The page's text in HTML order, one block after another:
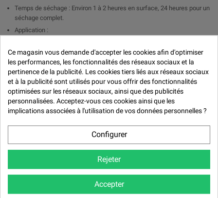
Temps de séchage : Environ 1 à 2 heures en surface, 24 heures pour un
séchage complet.
Application :
de 5 à 10 % de diluant.
PINCEAUX : Ajouter 1 part de durcisseur pour 2 parts de peinture
Rendement : 6 m2 au litre de peinture
Avantages:
Brillance durable : La finition brillant direct assure un éclat profond et
résistant sans nécessiter de couche de vernis.
Résistance élevée : Formule résistante aux intempéries, aux UV, aux
produits chimiques et aux rayures.
Application uniforme : Bonne fluidité pour une application homogène et
un rendu professionnel.
Temps de séchage rapide : Assure une efficacité optimale pour les
travaux nécessitant un séchage rapide.
Ce magasin vous demande d'accepter les cookies afin d'optimiser
les performances, les fonctionnalités des réseaux sociaux et la
pertinence de la publicité. Les cookies tiers liés aux réseaux sociaux
et à la publicité sont utilisés pour vous offrir des fonctionnalités
optimisées sur les réseaux sociaux, ainsi que des publicités
personnalisées. Acceptez-vous ces cookies ainsi que les
implications associées à l'utilisation de vos données personnelles ?
Configurer
Rejeter
Accepter